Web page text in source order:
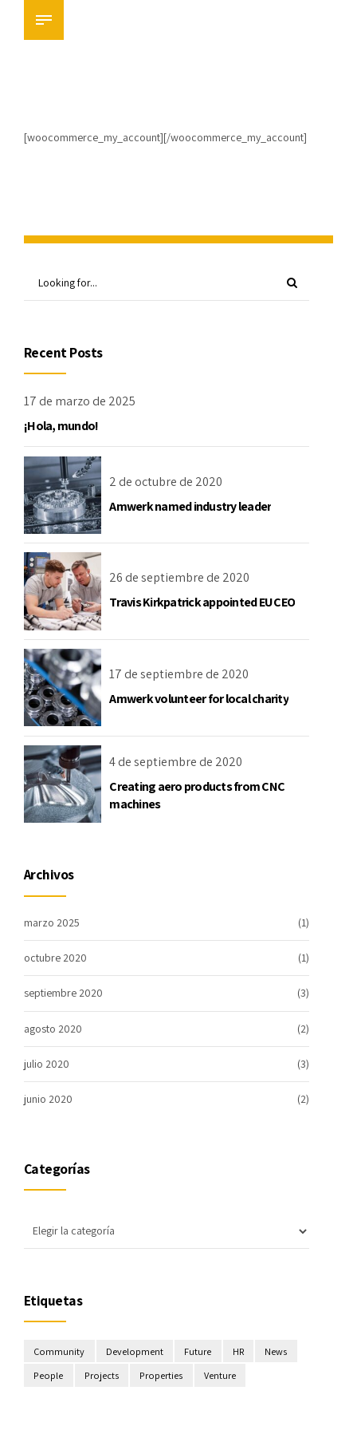
[woocommerce_my_account][/woocommerce_my_account]
Recent Posts
17 de marzo de 2025
¡Hola, mundo!
2 de octubre de 2020
Amwerk named industry leader
26 de septiembre de 2020
Travis Kirkpatrick appointed EU CEO
17 de septiembre de 2020
Amwerk volunteer for local charity
4 de septiembre de 2020
Creating aero products from CNC
machines
Archivos
marzo 2025 (1)
octubre 2020 (1)
septiembre 2020 (3)
agosto 2020 (2)
julio 2020 (3)
junio 2020 (2)
Categorías
Etiquetas
Community Development Future HR
News
People
Projects Properties Venture